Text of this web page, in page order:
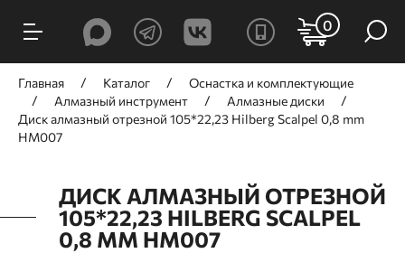
0
Главная Каталог
Оснастка и комплектующие
Алмазный инструмент
Алмазные диски
Диск алмазный отрезной 105*22,23 Hilberg Scalpel 0,8 mm
HM007
ДИСК АЛМАЗНЫЙ ОТРЕЗНОЙ
105*22,23 HILBERG SCALPEL
0,8 MM HM007